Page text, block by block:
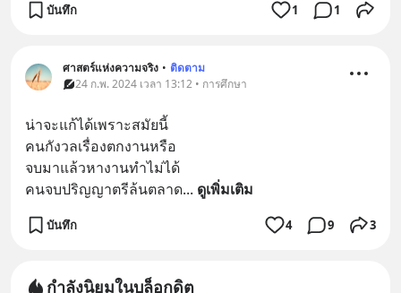
บันทึก 1 1
ศาสตร์แห่งความจริง • ติดตาม
24 ก.พ. 2024 เวลา 13:12 • การศึกษา
น่าจะแก้ได้เพราะสมัยนี้
คนกังวลเรื่องตกงานหรือ
จบมาแล้วหางานทำไม่ได้
คนจบปริญญาตรีล้นตลาด... ดูเพิ่มเติม
บันทึก 4 9 3
กำลังนิยมในบล็อกดิต